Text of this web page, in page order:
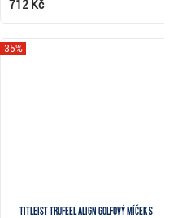
712 Kč
Titleist TruFeel ALIGN golfový míček s
-35%